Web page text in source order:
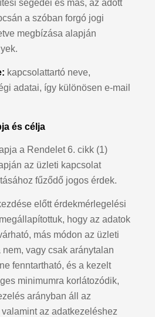
segédei és más, az adott
a szóban forgó jogi
megbízása alapján
kapcsolattartó neve,
adatai, így különösen e-mail
és célja
a Rendelet 6. cikk (1)
az üzleti kapcsolat
fűződő jogos érdek.
előtt érdekmérlegelési
hogy az adatok
más módon az üzleti
vagy csak aránytalan
fenntartható, és a kezelt
minimumra korlátozódik,
arányban áll az
az adatkezeléshez